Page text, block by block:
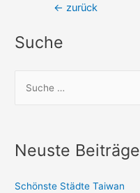
Beitragsnavigation
← zurück
Suche
e
Neuste Beiträge
Schönste Städte Taiwan